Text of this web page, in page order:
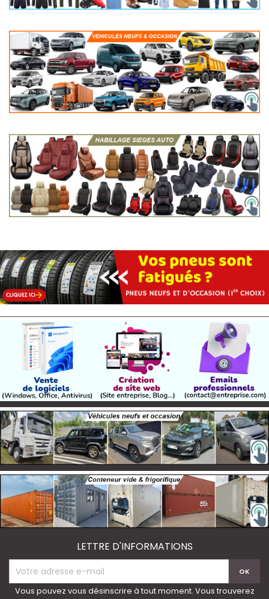
LETTRE D'INFORMATIONS
Vous pouvez vous désinscrire à tout moment. Vous trouverez